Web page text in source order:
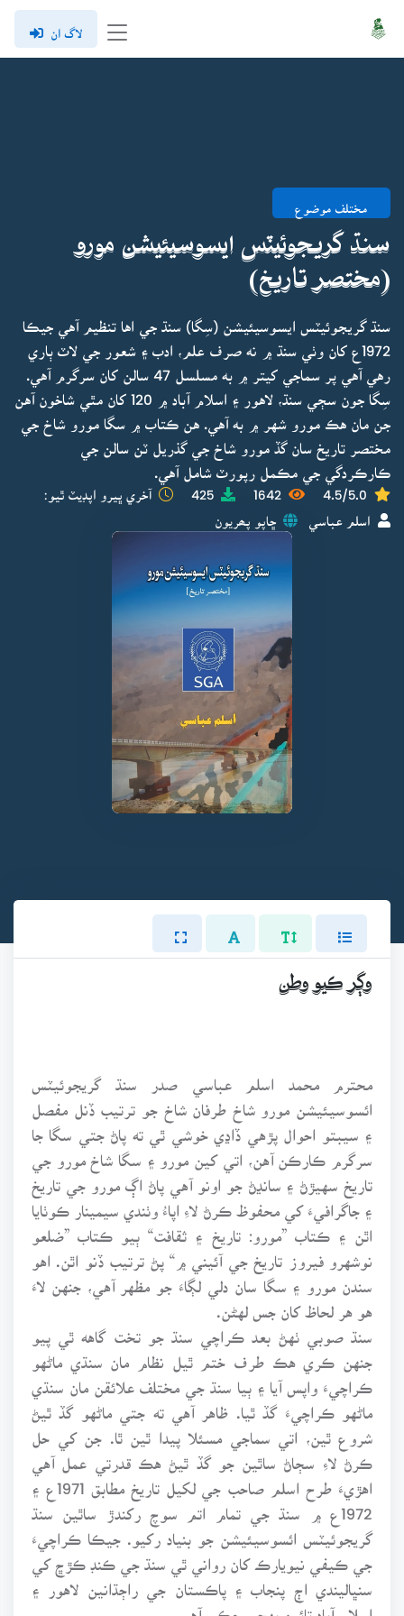
لاگ ان
مختلف موضوع
سنڌ گريجوئيٽس ايسوسيئيشن مورو
(مختصر تاريخ)
سنڌ گريجوئيٽس ايسوسيئيشن (سِگا) سنڌ جي اها تنظيم آهي جيڪا
1972ع کان وٺي سنڌ ۾ نه صرف علم، ادب ۽ شعور جي لاٽ ٻاري
رهي آهي پر سماجي کيتر ۾ به مسلسل 47 سالن کان سرگرم آهي.
سِگا جون سڄي سنڌ، لاهور ۽ اسلام آباد ۾ 120 کان مٿي شاخون آهن
جن مان هڪ مورو شهر ۾ به آهي. هن ڪتاب ۾ سگا مورو شاخ جي
مختصر تاريخ سان گڏ مورو شاخ جي گذريل ٽن سالن جي
ڪارڪردگي جي مڪمل رپورٽ شامل آهي.
4.5/5.0
1642
425 آخري ڀيرو اپڊيٽ ٿيو:
اسلم عباسي ڇاپو پھريون
وڳر ڪيو وطن
محترم محمد اسلم عباسي صدر سنڌ گريجوئيٽس
ائسوسيئيشن مورو شاخ طرفان شاخ جو ترتيب ڏنل مفصل
۽ سيبتو احوال پڙهي ڏاڍي خوشي ٿي ته پاڻ جتي سگا جا
سرگرم ڪارڪن آهن، اتي کين مورو ۽ سگا شاخ مورو جي
تاريخ سهيڙڻ ۽ سانڍڻ جو اونو آهي پاڻ اڳ مورو جي تاريخ
۽ جاگرافيءَ کي محفوظ ڪرڻ لاءِ اپاءُ وٺندي سيمينار ڪوٺايا
اٿن ۽ ڪتاب ”مورو: تاريخ ۽ ثقافت“ ٻيو ڪتاب ”ضلعو
نوشهرو فيروز تاريخ جي آئيني ۾“ پڻ ترتيب ڏنو اٿن. اهو
سندن مورو ۽ سگا سان دلي لڳاءَ جو مظهر آهي، جنهن لاءَ
هو هر لحاظ کان جس لهڻن.
سنڌ صوبي ٺهڻ بعد ڪراچي سنڌ جو تخت گاهه ٿي پيو
جنهن ڪري هڪ طرف ختم ٿيل نظام مان سنڌي ماڻهو
ڪراچيءَ واپس آيا ۽ ٻيا سنڌ جي مختلف علائقن مان سنڌي
ماڻهو ڪراچيءَ گڏ ٿيا. ظاهر آهي ته جتي ماڻهو گڏ ٿيڻ
شروع ٿين، اتي سماجي مسئلا پيدا ٿين ٿا. جن کي حل
ڪرڻ لاءِ سڄاڻ ساٿين جو گڏ ٿيڻ هڪ قدرتي عمل آهي
1972ع ۾ سنڌ جي تمام اتم سوچ رکندڙ ساٿين سنڌ
گريجوئيٽس ائسوسيئيشن جو بنياد رکيو. جيڪا ڪراچيءَ
جي ڪيفي نيويارڪ کان رواني ٿي سنڌ جي ڪنڊ ڪڙڇ کي
سنڀاليندي اڄ پنجاب ۽ پاڪستان جي راڄڌانين لاهور ۽
اسلام آباد تائين پهچي چڪي آهي.